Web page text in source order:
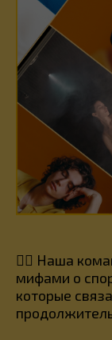
🏃‍♀️ Наша
мифами о
которые